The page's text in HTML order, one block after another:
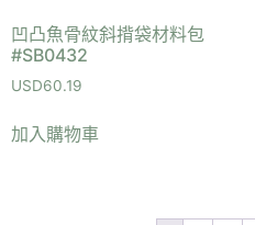
凹凸魚骨紋斜揹袋材料包
#SB0432
USD60.19
加入購物車